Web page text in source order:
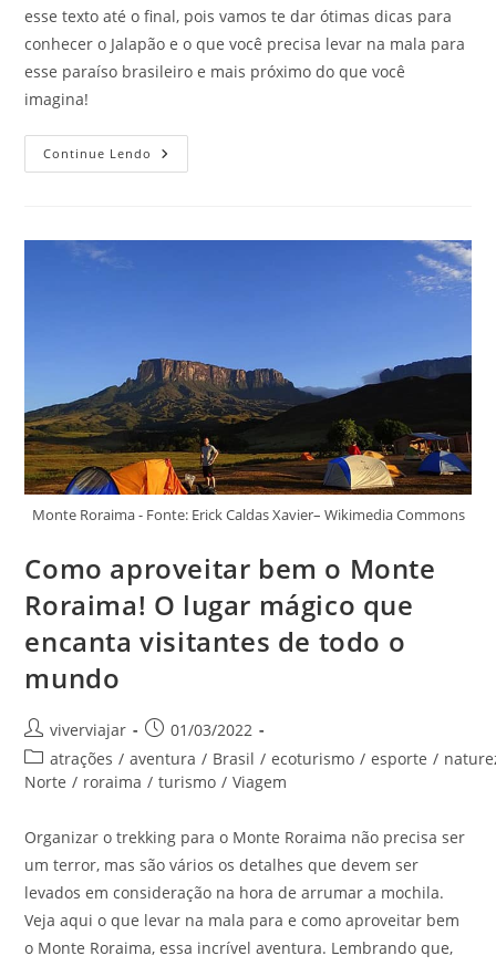
esse texto até o final, pois vamos te dar ótimas dicas para
conhecer o Jalapão e o que você precisa levar na mala para
esse paraíso brasileiro e mais próximo do que você
imagina!
Continue Lendo Dicas
Para
Não
Importante
Na
Bagagem
Monte Roraima - Fonte: Erick Caldas Xavier– Wikimedia Commons
Como aproveitar bem o Monte
Roraima! O lugar mágico que
encanta visitantes de todo o
mundo
Autor
do
post:
viverviajar
Post
publicado:
01/03/2022
Categoria
do
atrações / aventura / Brasil / ecoturismo / esporte /
Norte / roraima / turismo / Viagem
Organizar o trekking para o Monte Roraima não precisa ser
um terror, mas são vários os detalhes que devem ser
levados em consideração na hora de arrumar a mochila.
Veja aqui o que levar na mala para e como aproveitar bem
o Monte Roraima, essa incrível aventura. Lembrando que,